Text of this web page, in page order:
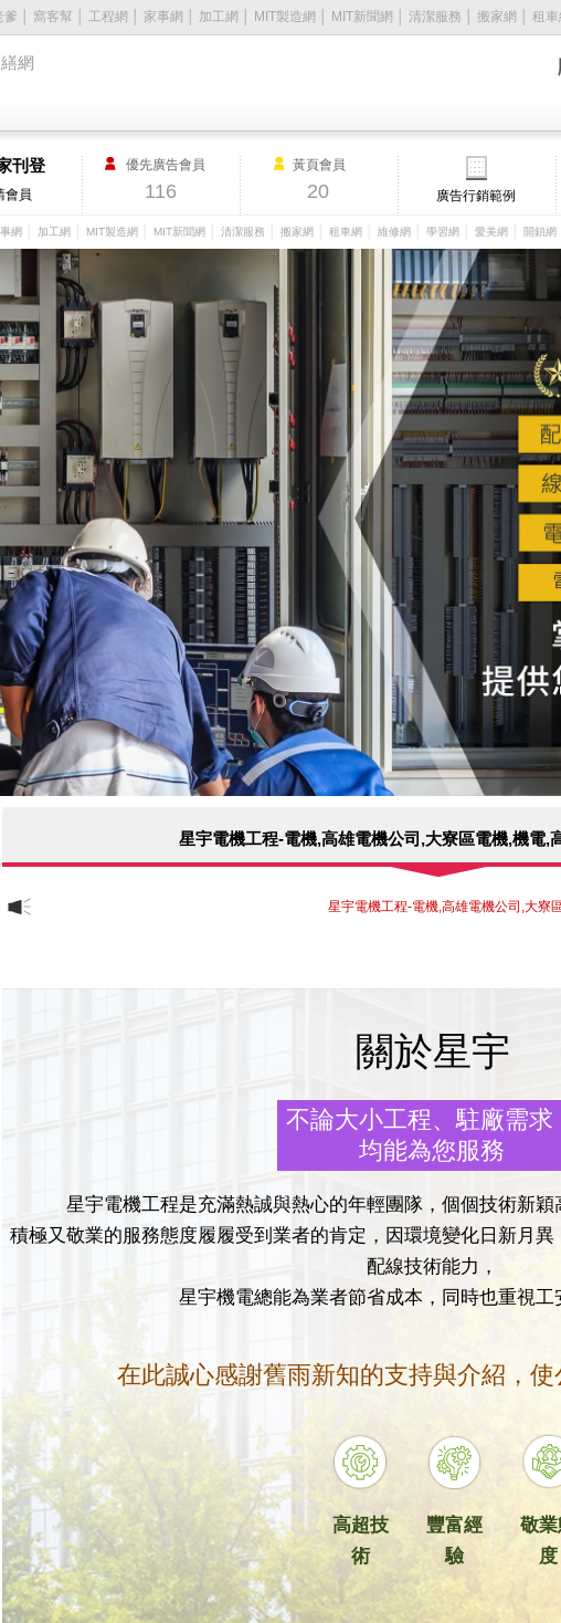
網
爹 窩客幫 工程網 家事網 加工網 MIT製造網 MIT新聞網 清潔服務 搬家網 租
刊登
會員
優先廣告會員
116
黃頁會員
20 廣告行銷範例
網 加工網 MIT製造網 MIT新聞網 清潔服務 搬家網 租車網 維修網 學習網 愛美網 開鎖網
星宇電機工程-電機,高雄電機公司,大寮區電機,機電,
星宇電機工程-電機,高雄電機公司,大寮區電機,
關於星宇
不論大小工程、駐廠需求
均能為您服務
星宇電機工程是充滿熱誠與熱心的年輕團隊，個個技術新
積極又敬業的服務態度履履受到業者的肯定，因環境變化日新月
配線技術能力，
星宇機電總能為業者節省成本，同時也重視工
在此誠心感謝舊雨新知的支持與介紹，
高超技
術
豐富經
驗
敬
度